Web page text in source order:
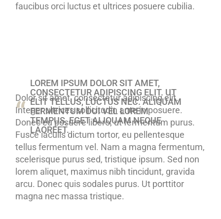
faucibus orci luctus et ultrices posuere cubilia.
LOREM IPSUM DOLOR SIT AMET,
CONSECTETUR ADIPISCING ELIT. UT
ELIT TELLUS, LUCTUS NEC. ALIQUAM
FERMENTUM DUI VEL LOREM
TEMPUS, EGET ALIQUAM NEQUE
LAOREET.
Dolor sit amet, consectetur adipiscing elit.
Integer ultrices sollicitudin ante in posuere.
Donec eu posuere libero, ut fermentum purus.
Fusce iaculis dictum tortor, eu pellentesque
tellus fermentum vel. Nam a magna fermentum,
scelerisque purus sed, tristique ipsum. Sed non
lorem aliquet, maximus nibh tincidunt, gravida
arcu. Donec quis sodales purus. Ut porttitor
magna nec massa tristique.